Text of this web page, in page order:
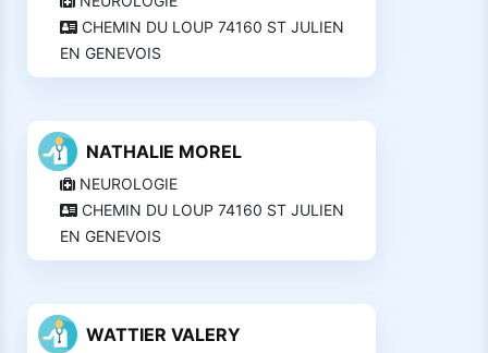
CHEMIN DU LOUP 74160 ST JULIEN
EN GENEVOIS
NATHALIE MOREL
NEUROLOGIE
CHEMIN DU LOUP 74160 ST JULIEN
EN GENEVOIS
WATTIER VALERY